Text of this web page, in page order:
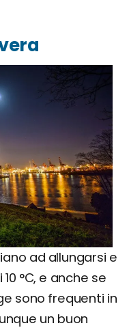
ad allungarsi e
°C, e anche se
sono frequenti in
un buon